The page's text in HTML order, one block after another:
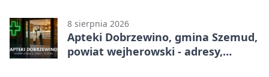
8 sierpnia 2026
Apteki Dobrzewino, gmina Szemud,
powiat wejherowski - adresy,